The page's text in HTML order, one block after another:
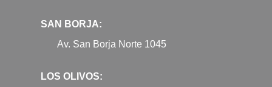
SAN BORJA:
Av. San Borja Norte 1045
LOS OLIVOS: